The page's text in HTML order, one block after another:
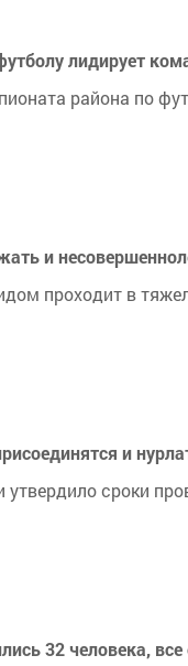
лидирует
района по
и
проходит в
и
сроки
32 человека,